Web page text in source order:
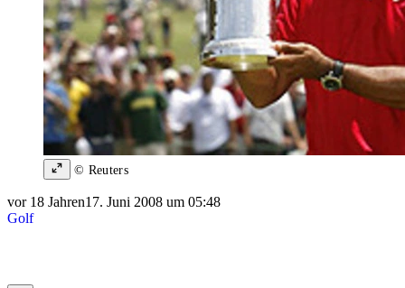
© Reuters
vor 18 Jahren17. Juni 2008 um 05:48
Golf